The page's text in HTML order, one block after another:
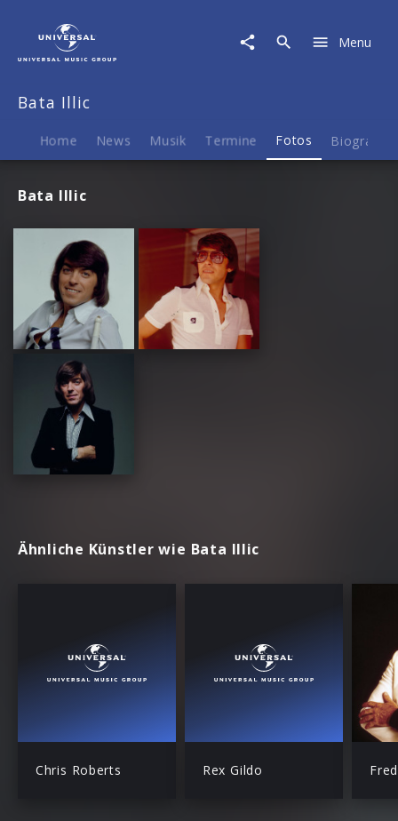
Fotos
Menu
Bata Illic
Home News Musik Termine Fotos Biografie
Bata Illic
Ähnliche Künstler wie Bata Illic
Chris Roberts Rex Gildo